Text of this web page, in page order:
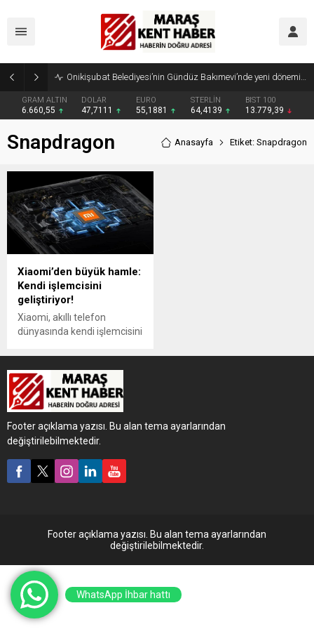
Onikişubat Belediyesi’nin Gündüz Bakımevi’nde yeni dönemin ön kayıtları başladı
GRAM ALTIN
6.660,55
DOLAR
47,7111
EURO
55,1881
STERLİN
64,4139
BIST 100
13.779,39
Snapdragon Anasayfa Etiket: Snapdragon
Xiaomi’den büyük hamle:
Kendi işlemcisini
geliştiriyor!
Xiaomi, akıllı telefon
dünyasında kendi işlemcisini
adım attı. Şirket, 3nm üretim
teknolojisine dayalı yeni
nesil bir mobil işlemci için
özel bir geliştirme ekibi
kurdu.
Footer açıklama yazısı. Bu alan tema ayarlarından
değiştirilebilmektedir.
Footer açıklama yazısı. Bu alan tema ayarlarından
değiştirilebilmektedir.
WhatsApp İhbar hattı